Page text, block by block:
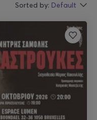
Sorted by: Default